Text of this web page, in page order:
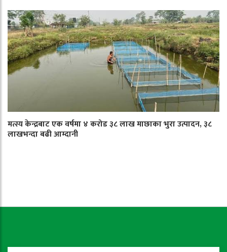
मत्स्य केन्द्रबाट एक वर्षमा ४ करोड ३८ लाख माछाका भुरा उत्पादन, ३८
लाखभन्दा बढी आम्दानी